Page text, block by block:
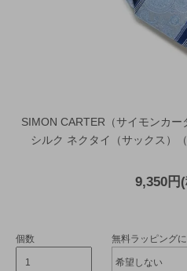
SIMON CARTER（サイモンカ
シルク ネクタイ（サックス）
9,350円
個数 無料ラッピング